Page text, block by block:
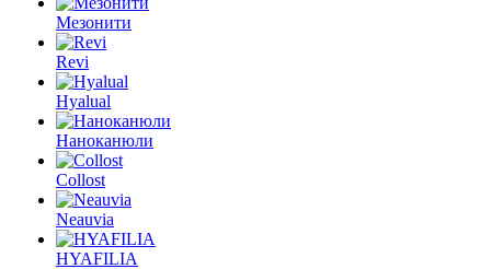
Мезонити
Revi
Hyalual
Наноканюли
Collost
Neauvia
HYAFILIA